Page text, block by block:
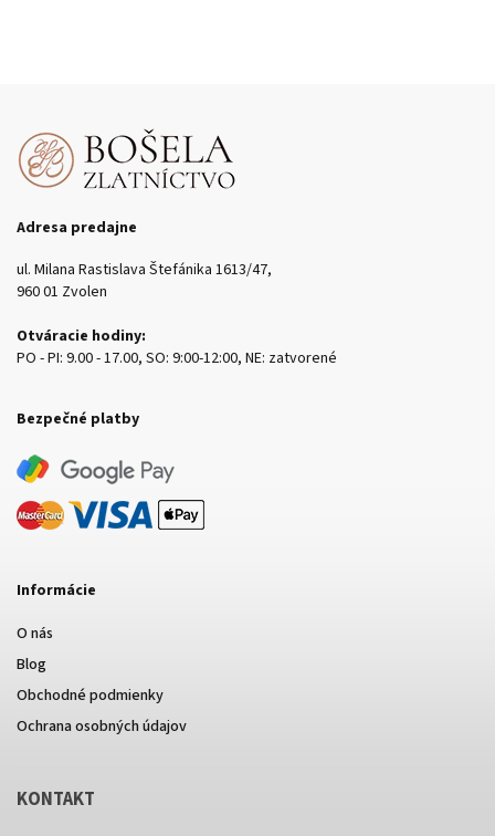
Adresa predajne
ul. Milana Rastislava Štefánika 1613/47,
960 01 Zvolen
Otváracie hodiny:
PO - PI: 9.00 - 17.00, SO: 9:00-12:00, NE: zatvorené
Bezpečné platby
Informácie
O nás
Blog
Obchodné podmienky
Ochrana osobných údajov
KONTAKT